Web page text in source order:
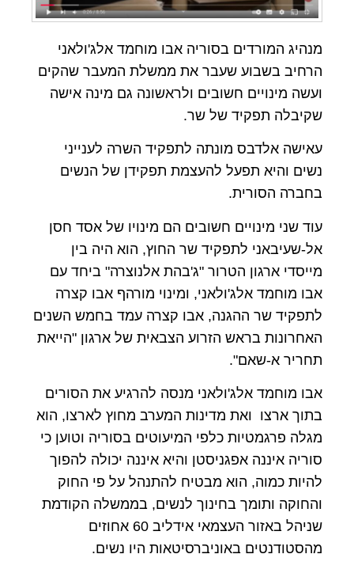
מנהיג המורדים בסוריה אבו מוחמד אלג'ולאני
הרחיב בשבוע שעבר את ממשלת המעבר שהקים
ועשה מינויים חשובים ולראשונה גם מינה אישה
שקיבלה תפקיד של שר.
עאישה אלדבס מונתה לתפקיד השרה לענייני
נשים והיא תפעל להעצמת תפקידן של הנשים
בחברה הסורית.
עוד שני מינויים חשובים הם מינויו של אסד חסן
אל-שעיבאני לתפקיד שר החוץ, הוא היה בין
מייסדי ארגון הטרור "ג'בהת אלנוצרה" ביחד עם
אבו מוחמד אלג'ולאני, ומינוי מורהף אבו קצרה
לתפקיד שר ההגנה, אבו קצרה עמד בחמש השנים
האחרונות בראש הזרוע הצבאית של ארגון "הייאת
תחריר א-שאם".
אבו מוחמד אלג'ולאני מנסה להרגיע את הסורים
בתוך ארצו ואת מדינות המערב מחוץ לארצו, הוא
מגלה פרגמטיות כלפי המיעוטים בסוריה וטוען כי
סוריה איננה אפגניסטן והיא איננה יכולה להפוך
להיות כמוה, הוא מבטיח להתנהל על פי החוק
והחוקה ותומך בחינוך לנשים, בממשלה הקודמת
שניהל באזור העצמאי אידליב 60 אחוזים
מהסטודנטים באוניברסיטאות היו נשים.